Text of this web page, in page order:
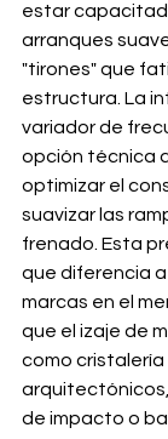
estar
arranques
"tirones" que
estructura. La
variador de
opción técnica
optimizar el
suavizar las
frenado. Esta
que diferencia a
marcas en el
que el izaje de
como
de impacto o